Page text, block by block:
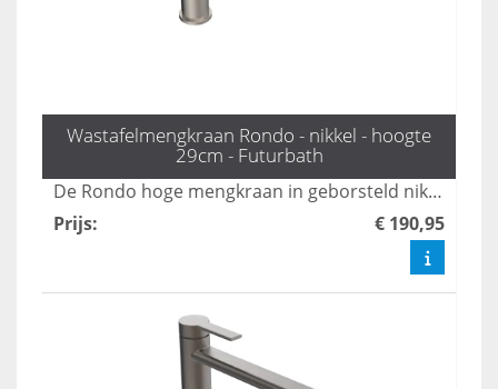
Wastafelmengkraan Rondo - nikkel - hoogte
29cm - Futurbath
De Rondo hoge mengkraan in geborsteld nikkel voegt een vleugje tijdloze elegantie toe aan elke badkamer. Met een hoogte van 29 cm is deze kraan perfect geschikt voor statement wastafels, waardoor functionaliteit en stijl naadloos samenkomen. Upgrade uw sanitair met deze prachtige toevoeging.
Prijs: € 190,95